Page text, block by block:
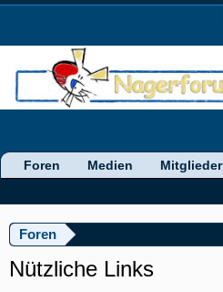
Foren
Nützliche Links
Foren Medien Mitglieder